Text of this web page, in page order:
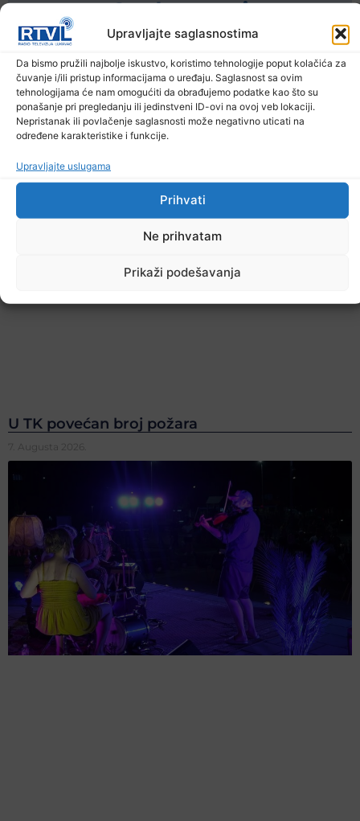
Upravljajte saglasnostima
Da bismo pružili najbolje iskustvo, koristimo tehnologije poput kolačića za
čuvanje i/ili pristup informacijama o uređaju. Saglasnost sa ovim
tehnologijama će nam omogućiti da obrađujemo podatke kao što su
ponašanje pri pregledanju ili jedinstveni ID-ovi na ovoj veb lokaciji.
Nepristanak ili povlačenje saglasnosti može negativno uticati na
određene karakteristike i funkcije.
Upravljajte uslugama
Prihvati
Ne prihvatam
Prikaži podešavanja
Ostale novosti
U TK povećan broj požara
7. Augusta 2026.